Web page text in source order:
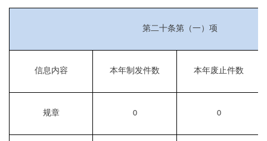
第二十条第（一）项
信息内容 本年制发件数 本年废止件数
规章 0 0